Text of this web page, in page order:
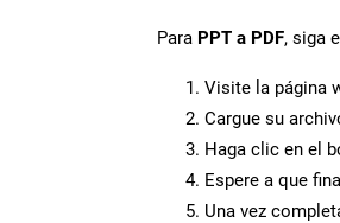
Para PPT a PDF, siga
Visite la página
Cargue su
Haga clic en el
Espere a que
Una vez